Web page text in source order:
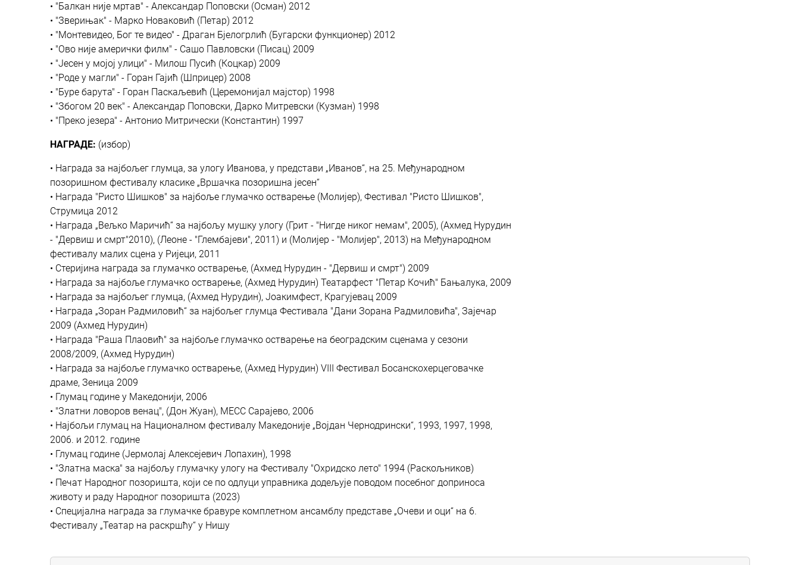
• "Балкан није мртав" - Александар Поповски (Осман) 2012
• "Зверињак" - Марко Новаковић (Петар) 2012
• "Монтевидео, Бог те видео" - Драган Бјелогрлић (Бугарски функционер) 2012
• "Ово није амерички филм" - Сашо Павловски (Писац) 2009
• "Јесен у мојој улици" - Милош Пусић (Коцкар) 2009
• "Роде у магли" - Горан Гајић (Шприцер) 2008
• "Буре барута" - Горан Паскаљевић (Церемонијал мајстор) 1998
• "Збогом 20 век" - Александар Поповски, Дарко Митревски (Кузман) 1998
• "Преко језера" - Антонио Митрически (Константин) 1997
НАГРАДЕ: (избор)
• Награда за најбољег глумца, за улогу Иванова, у представи „Иванов“, на 25. Међународном
позоришном фестивалу класике „Вршачка позоришна јесен“
• Награда "Ристо Шишков" за најбоље глумачко остварење (Молијер), Фестивал "Ристо Шишков",
Струмица 2012
• Награда „Вељко Маричић“ за најбољу мушку улогу (Грит - "Нигде никог немам", 2005), (Ахмед Нурудин
- "Дервиш и смрт"2010), (Леоне - "Глембајеви", 2011) и (Молијер - "Молијер", 2013) на Међународном
фестивалу малих сцена у Ријеци, 2011
• Стеријина награда за глумачко остварење, (Ахмед Нурудин - "Дервиш и смрт") 2009
• Награда за најбоље глумачко остварење, (Ахмед Нурудин) Театарфест "Петар Кочић" Бањалука, 2009
• Награда за најбољег глумца, (Ахмед Нурудин), Јоакимфест, Крагујевац 2009
• Награда „Зоран Радмиловић“ за најбољег глумца Фестивала "Дани Зорана Радмиловића", Зајечар
2009 (Ахмед Нурудин)
• Награда "Раша Плаовић" за најбоље глумачко остварење на београдским сценама у сезони
2008/2009, (Ахмед Нурудин)
• Награда за најбоље глумачко остварење, (Ахмед Нурудин) VIII Фестивал Босанскохерцеговачке
драме, Зеница 2009
• Глумац године у Македонији, 2006
• "Златни ловоров венац", (Дон Жуан), МЕСС Сарајево, 2006
• Најбољи глумац на Националном фестивалу Македоније „Војдан Чернодрински“, 1993, 1997, 1998,
2006. и 2012. године
• Глумац године (Јермолај Алексејевич Лопахин), 1998
• "Златна маска" за најбољу глумачку улогу на Фестивалу "Охридско лето" 1994 (Раскољников)
• Печат Народног позоришта, који се по одлуци управника додељује поводом посебног доприноса
животу и раду Народног позоришта (2023)
• Специјалнa наградa за глумачке бравуре комплетном ансамблу представе „Очеви и оци“ на 6.
Фестивалу „Театар на раскршћу“ у Нишу